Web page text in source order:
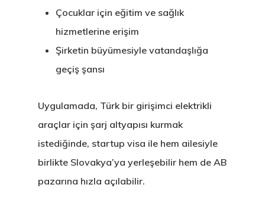
Çocuklar için eğitim ve sağlık
hizmetlerine erişim
Şirketin büyümesiyle vatandaşlığa
geçiş şansı
Uygulamada, Türk bir girişimci elektrikli
araçlar için şarj altyapısı kurmak
istediğinde, startup visa ile hem ailesiyle
birlikte Slovakya’ya yerleşebilir hem de AB
pazarına hızla açılabilir.
Oturma Ve
Danışan
Talebi
Estonya